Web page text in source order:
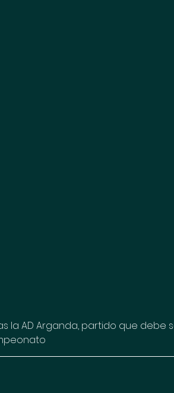
la AD Arganda, partido que debe